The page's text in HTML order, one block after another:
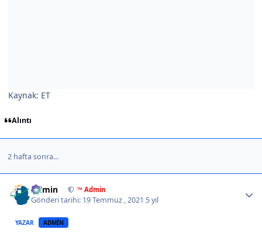
Kaynak: ET
Alıntı
2 hafta sonra...
Admin ™ Admin
Gönderi tarihi: 19 Temmuz , 2021 5 yıl
YAZAR ADMIN